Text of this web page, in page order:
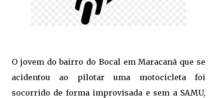
O jovem do bairro do Bocal em Maracanã que se
acidentou ao pilotar uma motocicleta foi
socorrido de forma improvisada e sem a SAMU,